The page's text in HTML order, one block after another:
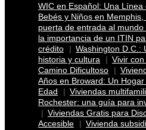
WIC en Español: Una Línea
Bebés y Niños en Memphis,
puerta de entrada al mundo
la importancia de un ITIN
crédito
Washington D.C.:
historia y cultura
Vivir
Camino Dificultoso
Años en Broward: Un
Edad
Viviendas
Rochester: una guía para
Viviendas Gratis para
Accesible
Vivienda